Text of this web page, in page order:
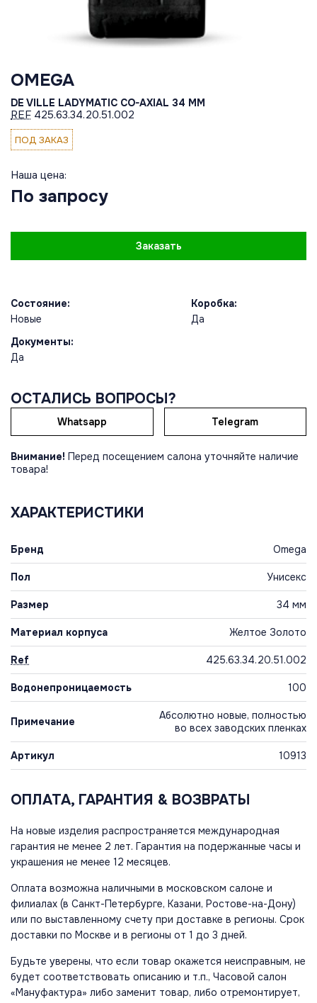
OMEGA
DE VILLE LADYMATIC CO-AXIAL 34 MM
REF 425.63.34.20.51.002
ПОД ЗАКАЗ
Наша цена:
По запросу
Заказать
Состояние:
Новые
Коробка:
Да
Документы:
Да
ОСТАЛИСЬ ВОПРОСЫ?
Whatsapp Telegram
Внимание! Перед посещением салона уточняйте наличие
товара!
ХАРАКТЕРИСТИКИ
Бренд Omega
Пол Унисекс
Размер 34 мм
Материал корпуса Желтое Золото
Ref 425.63.34.20.51.002
Водонепроницаемость 100
Примечание
Абсолютно новые, полностью
во всех заводских пленках
Артикул 10913
ОПЛАТА, ГАРАНТИЯ & ВОЗВРАТЫ
На новые изделия распространяется международная
гарантия не менее 2 лет. Гарантия на подержанные часы и
украшения не менее 12 месяцев.
Оплата возможна наличными в московском салоне и
филиалах (в Санкт-Петербурге, Казани, Ростове-на-Дону)
или по выставленному счету при доставке в регионы. Срок
доставки по Москве и в регионы от 1 до 3 дней.
Будьте уверены, что если товар окажется неисправным, не
будет соответствовать описанию и т.п., Часовой салон
«Мануфактура» либо заменит товар, либо отремонтирует,